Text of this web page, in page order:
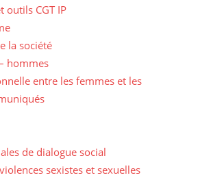
outils CGT IP
la société
hommes
entre les femmes et les
de dialogue social
sexistes et sexuelles